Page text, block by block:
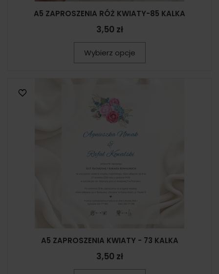
A5 ZAPROSZENIA RÓŻ KWIATY-85 KALKA
3,50 zł
Wybierz opcje
A5 ZAPROSZENIA KWIATY - 73 KALKA
3,50 zł